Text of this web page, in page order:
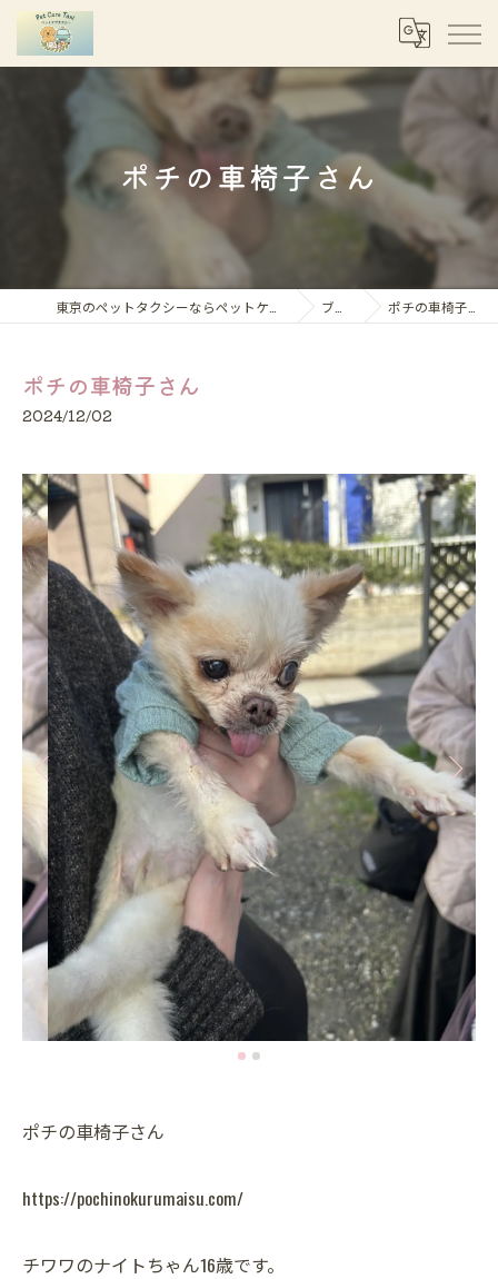
ポチの車椅子さん
ブログ ポチの車椅子さん
ポチの車椅子さん
2024/12/02
ポチの車椅子さん
https://pochinokurumaisu.com/
チワワのナイトちゃん16歳です。